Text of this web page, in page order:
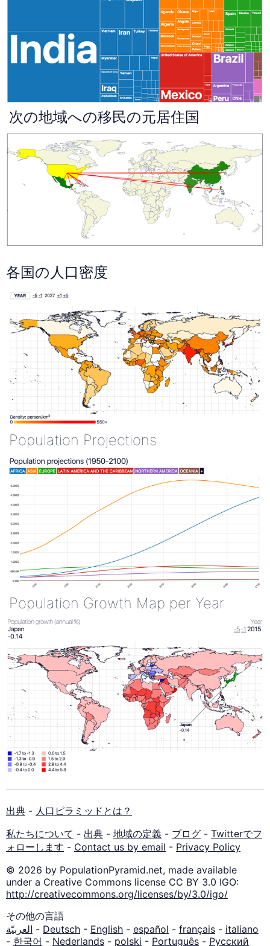
次の地域への移民の元居住国
各国の人口密度
Population Projections
Population Growth Map per Year
出典 - 人口ピラミッドとは？
私たちについて - 出典 - 地域の定義 - ブログ - Twitterでフ
ォローします - Contact us by email - Privacy Policy
© 2026 by PopulationPyramid.net, made available
under a Creative Commons license CC BY 3.0 IGO:
http://creativecommons.org/licenses/by/3.0/igo/
その他の言語
العربيّة - Deutsch - English - español - français - italiano
- 한국어 - Nederlands - polski - Português - Русский